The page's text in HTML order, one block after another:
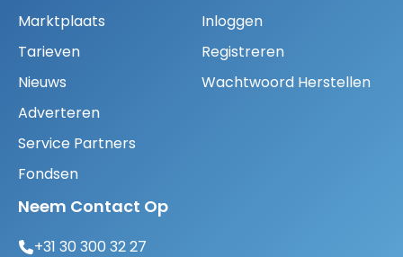
Marktplaats
Tarieven
Nieuws
Adverteren
Service Partners
Fondsen
Inloggen
Registreren
Wachtwoord Herstellen
Neem Contact Op
+31 30 300 32 27